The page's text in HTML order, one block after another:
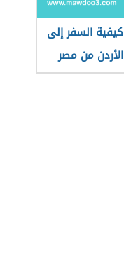
كيفية السفر إلى
الأردن من مصر
للعمل